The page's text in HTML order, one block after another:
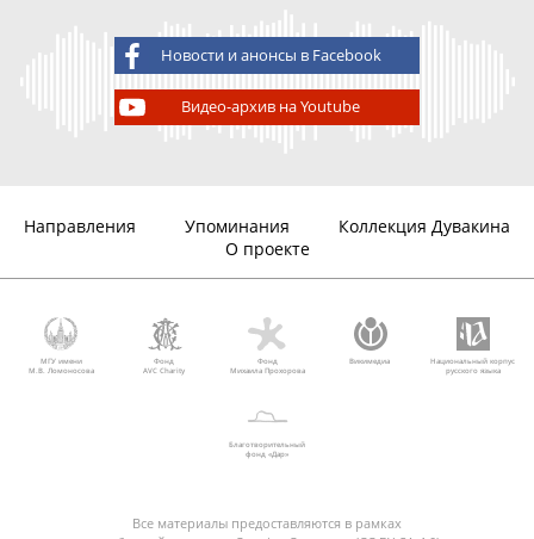
Новости и анонсы в Facebook
Видео-архив на Youtube
Направления Упоминания
Коллекция Дувакина
О проекте
МГУ имени
М.В. Ломоносова
Фонд
AVC Charity
Фонд
Михаила Прохорова
Викимедиа
Национальный корпус
русского языка
Благотворительный
фонд «Дар»
Все материалы предоставляются в рамках